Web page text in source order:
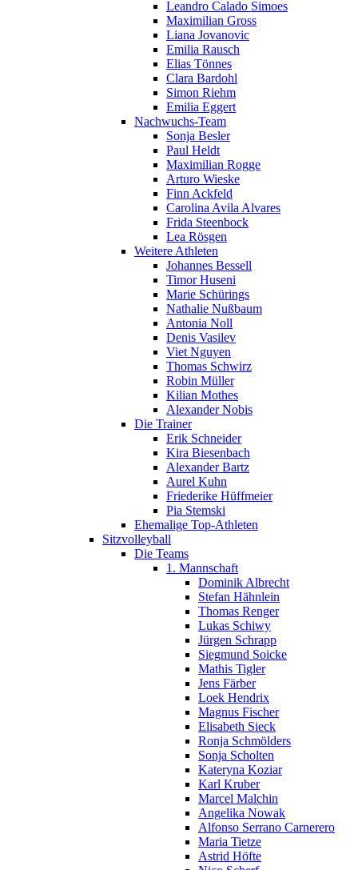
Leandro Calado Simoes
Maximilian Gross
Liana Jovanovic
Emilia Rausch
Elias Tönnes
Clara Bardohl
Simon Riehm
Emilia Eggert
Nachwuchs-Team
Sonja Besler
Paul Heldt
Maximilian Rogge
Arturo Wieske
Finn Ackfeld
Carolina Avila Alvares
Frida Steenbock
Lea Rösgen
Weitere Athleten
Johannes Bessell
Timor Huseni
Marie Schürings
Nathalie Nußbaum
Antonia Noll
Denis Vasilev
Viet Nguyen
Thomas Schwirz
Robin Müller
Kilian Mothes
Alexander Nobis
Die Trainer
Erik Schneider
Kira Biesenbach
Alexander Bartz
Aurel Kuhn
Friederike Hüffmeier
Pia Stemski
Ehemalige Top-Athleten
Sitzvolleyball
Die Teams
1. Mannschaft
Dominik Albrecht
Stefan Hähnlein
Thomas Renger
Lukas Schiwy
Jürgen Schrapp
Siegmund Soicke
Mathis Tigler
Jens Färber
Loek Hendrix
Magnus Fischer
Elisabeth Sieck
Ronja Schmölders
Sonja Scholten
Kateryna Koziar
Karl Kruber
Marcel Malchin
Angelika Nowak
Alfonso Serrano Carnerero
Maria Tietze
Astrid Höfte